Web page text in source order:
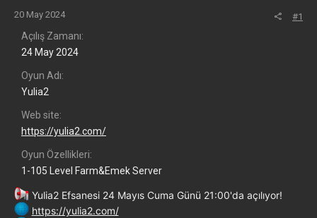
20 May 2024 #1
Açılış Zamanı
24 May 2024
Oyun Adı
Yulia2
Web site
https://yulia2.com/
Oyun Özellikleri
1-105 Level Farm&Emek Server
Yulia2 Efsanesi 24 Mayıs Cuma Günü 21:00'da açılıyor!
https://yulia2.com/